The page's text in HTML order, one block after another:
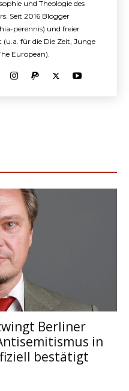
und Theologie des
Seit 2016 Blogger
perennis) und freier
(u.a. für die Die Zeit, Junge
European).
Berliner
in
bestätigt